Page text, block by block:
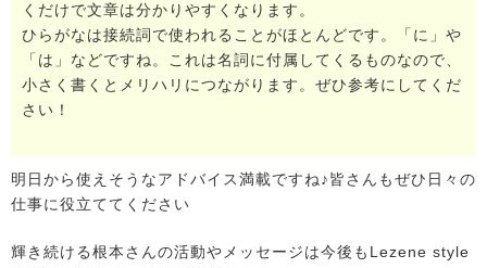
くだけで文章は分かりやすくなります。
ひらがなは接続詞で使われることがほとんどです。「に」や
「は」などですね。これは名詞に付属してくるものなので、
小さく書くとメリハリにつながります。ぜひ参考にしてくだ
さい！
明日から使えそうなアドバイス満載ですね♪皆さんもぜひ日々の
仕事に役立ててください
輝き続ける根本さんの活動やメッセージは今後もLezene style